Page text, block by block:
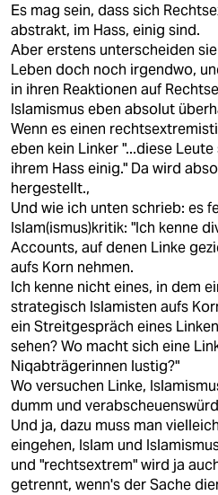
Es mag sein, dass sich
abstrakt, im Hass, einig sind.
Aber erstens unterscheiden
Leben doch noch irgendwo,
in ihren Reaktionen auf
Islamismus eben absolut
Wenn es einen
eben kein Linker "...diese
ihrem Hass einig." Da wird
hergestellt.,
Und wie ich unten schrieb: es
Islam(ismus)kritik: "Ich kenne
Accounts, auf denen Linke
aufs Korn nehmen.
Ich kenne nicht eines, in dem
strategisch Islamisten aufs
ein Streitgespräch eines
sehen? Wo macht sich eine
Niqabträgerinnen lustig?"
Wo versuchen Linke,
dumm und
Und ja, dazu muss man
eingehen, Islam und
und "rechtsextrem" wird ja
getrennt, wenn's der Sache